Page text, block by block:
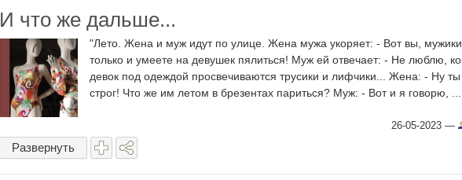
И что же дальше...
"Лето. Жена и муж идут по улице. Жена мужа укоряет: - Вот вы, мужики,
только и умеете на девушек пялиться! Муж ей отвечает: - Не люблю,
девок под одеждой просвечиваются трусики и лифчики... Жена: - Ну ты
строг! Что же им летом в брезентах париться? Муж: - Вот и я говорю, ...
26-05-2023 —
Развернуть